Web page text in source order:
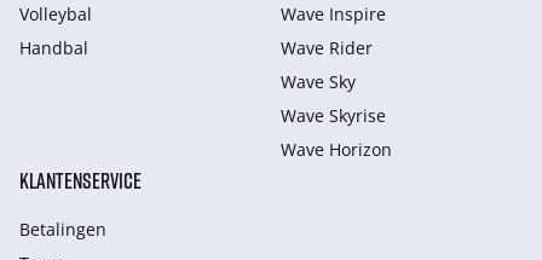
Volleybal
Handbal
Wave Inspire
Wave Rider
Wave Sky
Wave Skyrise
Wave Horizon
KLANTENSERVICE
Betalingen